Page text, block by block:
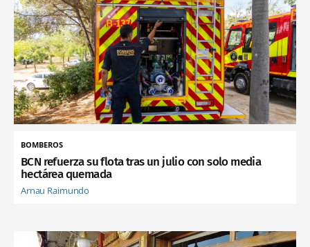
BOMBEROS
BCN refuerza su flota tras un julio con solo media
hectárea quemada
Arnau Raimundo